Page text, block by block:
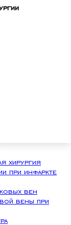
хирургия
при инфаркте
вен
вены при